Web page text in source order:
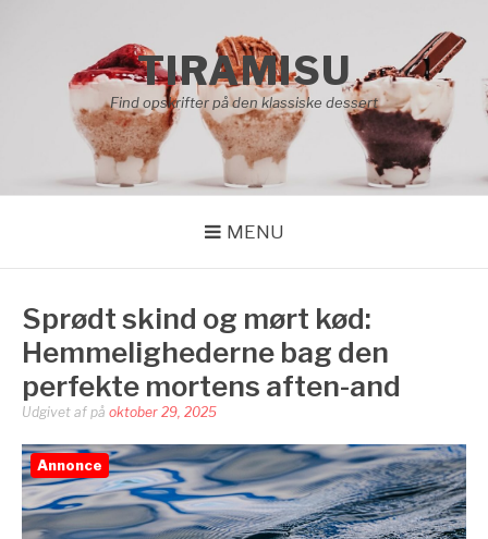
TIRAMISU
Find opskrifter på den klassiske dessert
MENU
Sprødt skind og mørt kød:
Hemmelighederne bag den
perfekte mortens aften-and
Udgivet af på oktober 29, 2025
Annonce